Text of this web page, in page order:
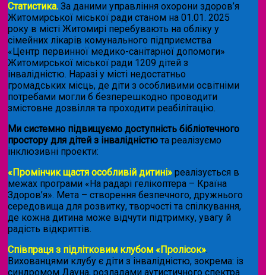
Статистика. За даними управління охорони здоров’я
Житомирської міської ради станом на 01.01. 2025
року в місті Житомирі перебувають на обліку у
сімейних лікарів комунального підприємства
«Центр первинної медико-санітарної допомоги»
Житомирської міської ради 1209 дітей з
інвалідністю. Наразі у місті недостатньо
громадських місць, де діти з особливими освітніми
потребами могли б безперешкодно проводити
змістовне дозвілля та проходити реабілітацію.
Ми системно підвищуємо доступність бібліотечного
простору для дітей з інвалідністю та реалізуємо
інклюзивні проекти:
«Промінчик щастя особливій дитині» реалізується в
межах програми «На радарі гелікоптера – Країна
Здоров’я». Мета – створення безпечного, дружнього
середовища для розвитку, творчості та спілкування,
де кожна дитина може відчути підтримку, увагу й
радість відкриттів.
Співпраця з підлітковим клубом «Пролісок».
Вихованцями клубу є діти з інвалідністю, зокрема: із
синдромом Дауна, розладами аутистичного спектра